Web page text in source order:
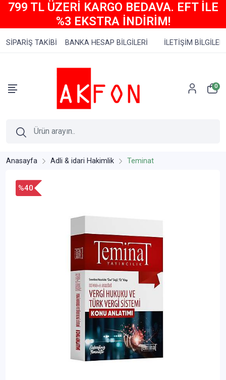
799 TL ÜZERİ KARGO BEDAVA. EFT İLE
%3 EKSTRA İNDİRİM!
SİPARİŞ TAKİBİ BANKA HESAP BİLGİLERİ İLETİŞİM BİLGİLERİ
0
Anasayfa Adli & idari Hakimlik Teminat
%40